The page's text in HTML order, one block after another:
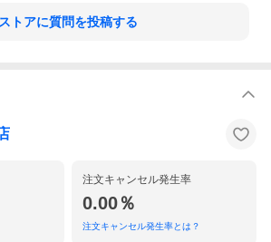
ストアに質問を投稿する
注文キャンセル発生率
0.00％
注文キャンセル発生率とは？